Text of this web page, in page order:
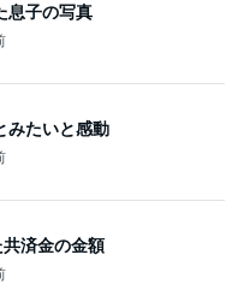
たいと感動
済金の金額